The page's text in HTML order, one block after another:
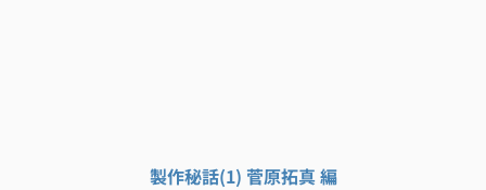
製作秘話(1) 菅原拓真 編